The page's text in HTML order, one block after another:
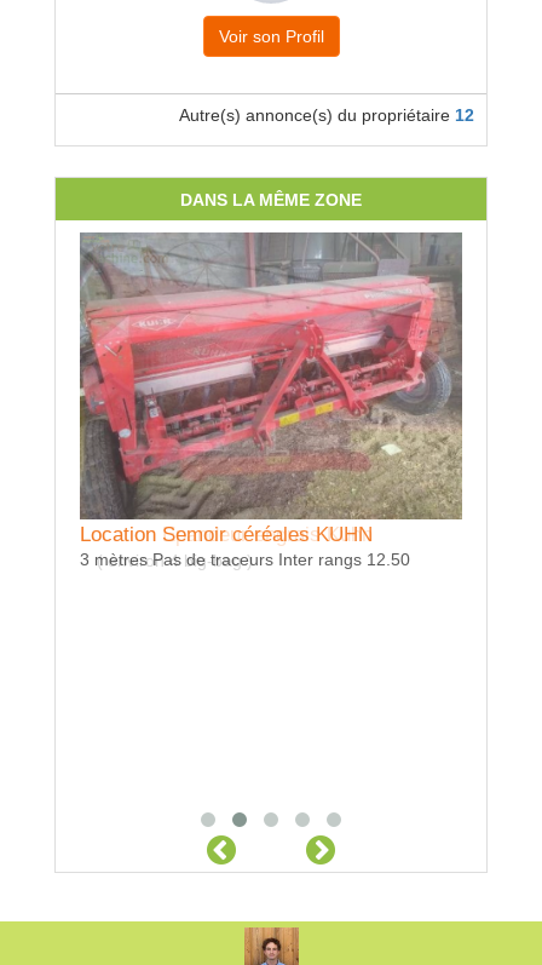
Voir son Profil
Autre(s) annonce(s) du propriétaire 12
DANS LA MÊME ZONE
Location Epandeur engrais Kuhn
( environ 4 big-bag )
Location Semoir céréales KUHN
3 mètres Pas de traceurs Inter rangs 12.50